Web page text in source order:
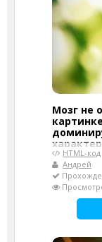
Мозг не
характер
HTML-код
Андрей